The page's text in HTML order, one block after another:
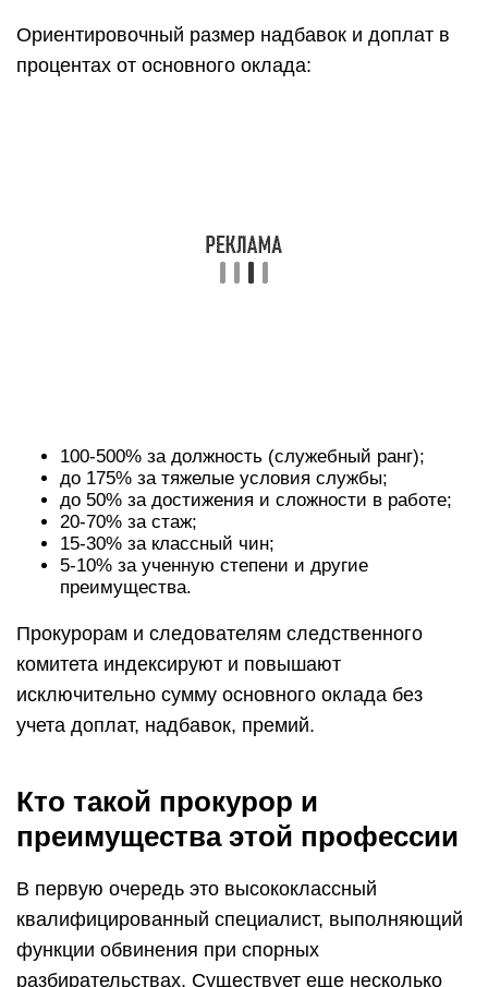
Ориентировочный размер надбавок и доплат в
процентах от основного оклада:
100-500% за должность (служебный ранг);
до 175% за тяжелые условия службы;
до 50% за достижения и сложности в работе;
20-70% за стаж;
15-30% за классный чин;
5-10% за ученную степени и другие
преимущества.
Прокурорам и следователям следственного
комитета индексируют и повышают
исключительно сумму основного оклада без
учета доплат, надбавок, премий.
Кто такой прокурор и
преимущества этой профессии
В первую очередь это высококлассный
квалифицированный специалист, выполняющий
функции обвинения при спорных
разбирательствах. Существует еще несколько